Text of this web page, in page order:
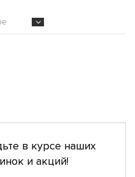
в курсе наших
и акций!